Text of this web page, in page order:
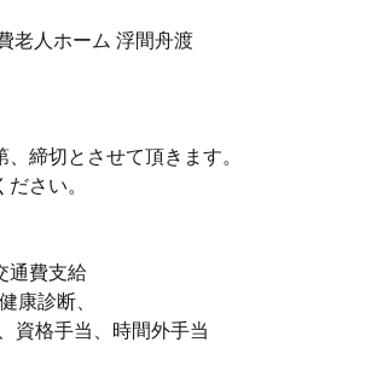
老人ホーム 浮間舟渡
締切とさせて頂きます。
さい。
通費支給
康診断、
資格手当、時間外手当